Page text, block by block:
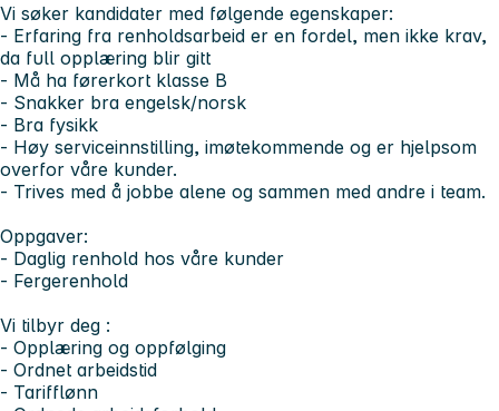
Vi søker kandidater med følgende egenskaper:
- Erfaring fra renholdsarbeid er en fordel, men ikke krav,
da full opplæring blir gitt
- Må ha førerkort klasse B
- Snakker bra engelsk/norsk
- Bra fysikk
- Høy serviceinnstilling, imøtekommende og er hjelpsom
overfor våre kunder.
- Trives med å jobbe alene og sammen med andre i team.
Oppgaver:
- Daglig renhold hos våre kunder
- Fergerenhold
Vi tilbyr deg :
- Opplæring og oppfølging
- Ordnet arbeidstid
- Tarifflønn